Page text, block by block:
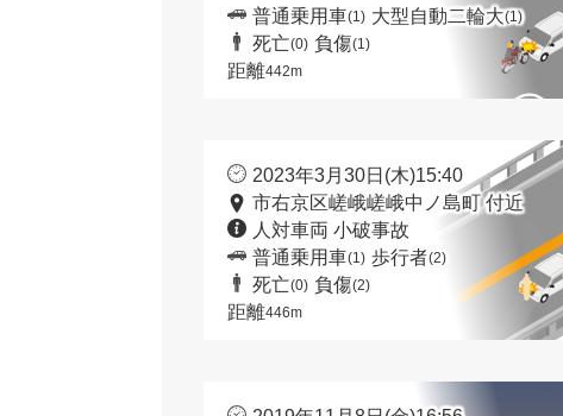
普通乗用車(1) 大型自動二輪大(1)
死亡(0) 負傷(1)
距離442m
2023年3月30日(木)15:40
市右京区嵯峨嵯峨中ノ島町 付近
人対車両 小破事故
普通乗用車(1) 歩行者(2)
死亡(0) 負傷(2)
距離446m